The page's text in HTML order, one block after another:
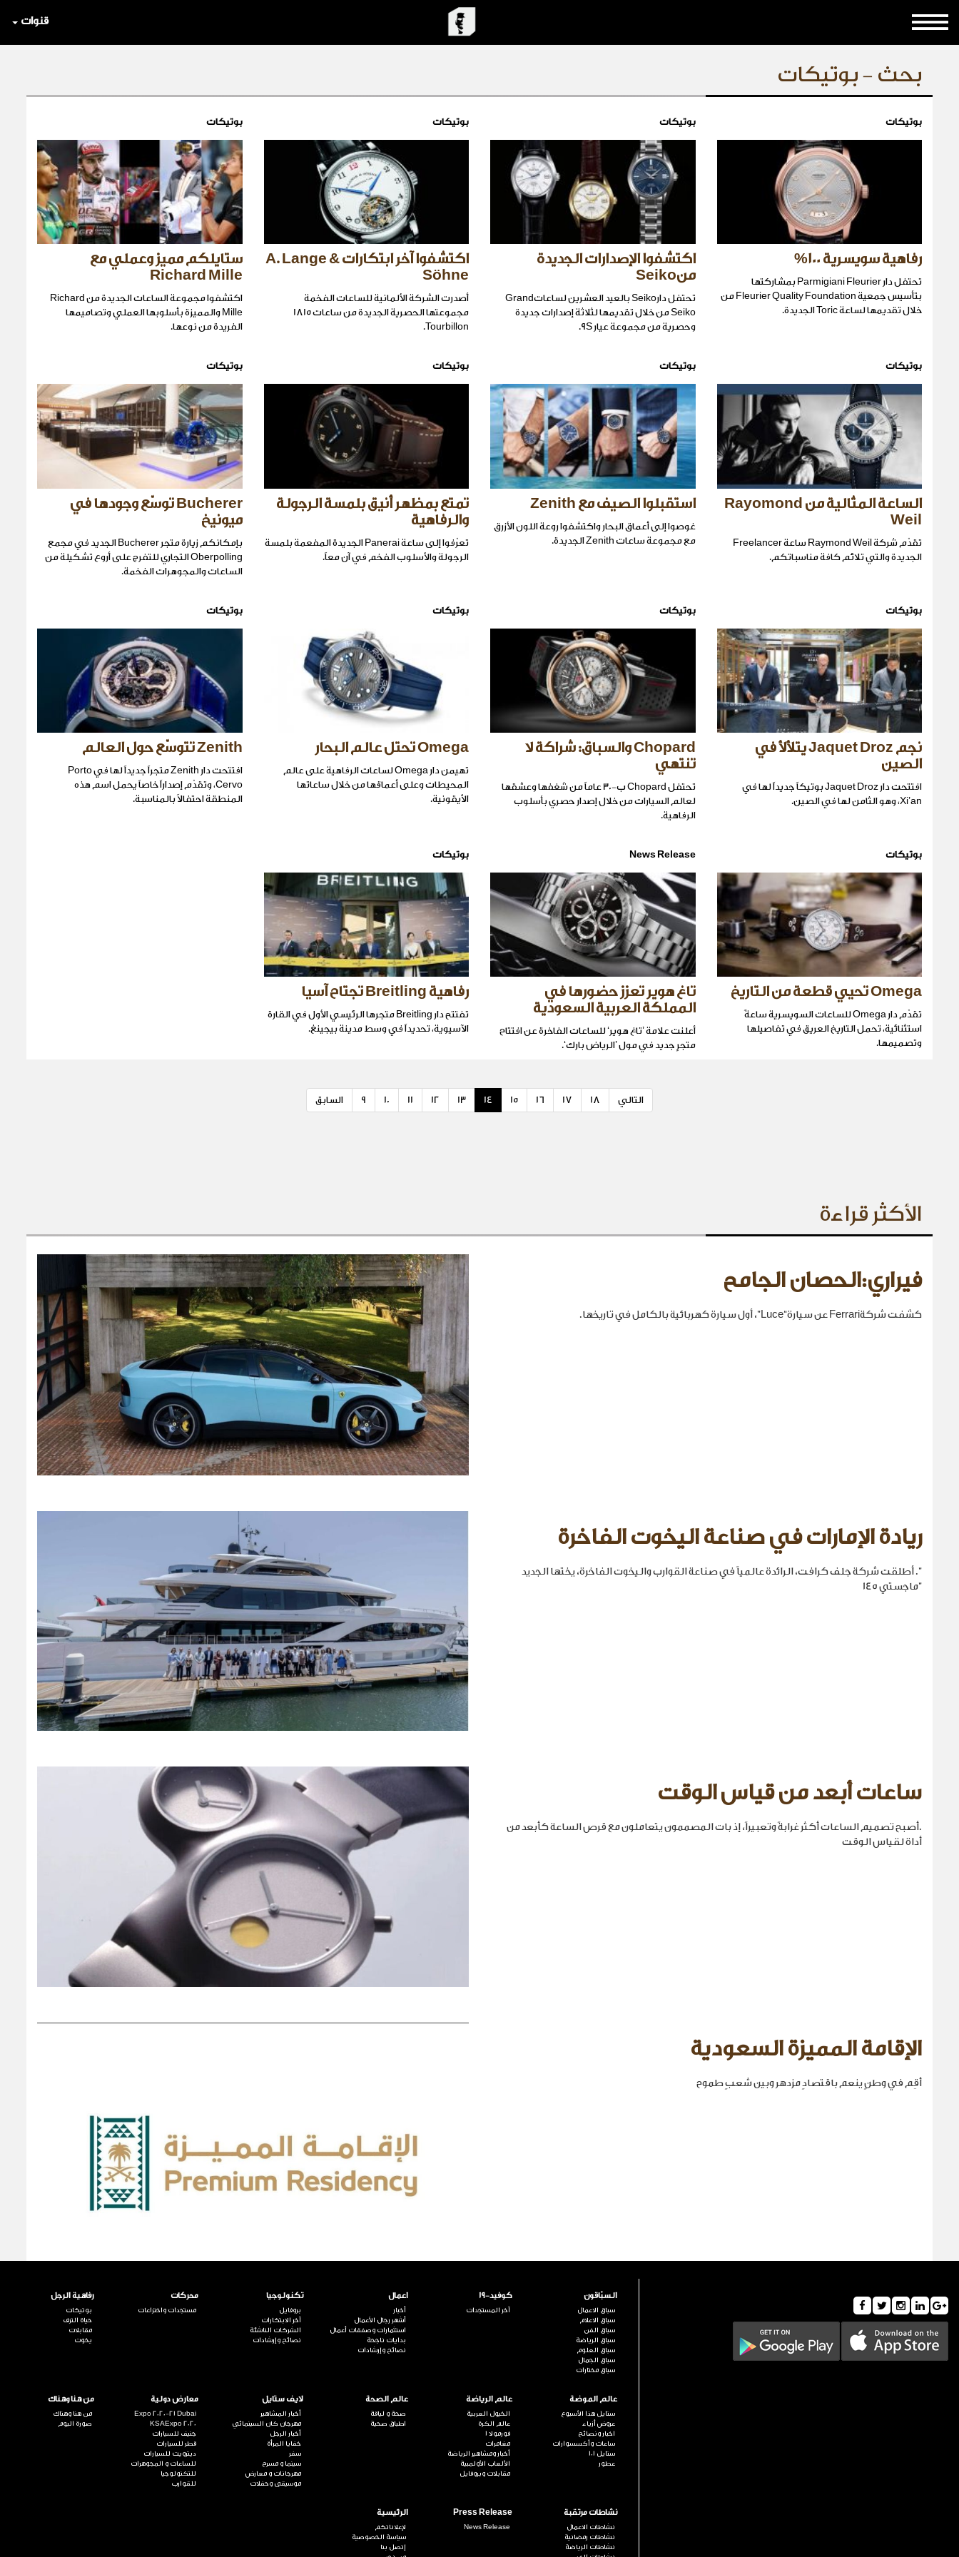
قنوات
بحث - بوتيكات
بوتيكات
رفاهية سويسرية 100%
تحتفل دار Parmigiani Fleurier بمشاركتها
بتأسيس جمعية Fleurier Quality Foundation من
خلال تقديمها لساعة Toric الجديدة.
بوتيكات
اكتشفوا الإصدارات الجديدة
منSeiko
تحتفل دارSeiko بالعيد العشرين لساعاتGrand
Seiko من خلال تقديمها لثلاثة إصدارات جديدة
وحصرية من مجموعة عيار 9S.
بوتيكات
اكتشفوا آخر ابتكارات A. Lange &
Söhne
أصدرت الشركة الألمانية للساعات الفخمة
مجموعتها الحصرية الجديدة من ساعات 1815
Tourbillon.
بوتيكات
ستايلكم مميز وعملي مع
Richard Mille
اكتشفوا مجموعة الساعات الجديدة من Richard
Mille والمميزة بأسلوبها العملي وتصاميمها
الفريدة من نوعها.
بوتيكات
الساعة المثالية من Rayomond
Weil
تقدّم شركة Raymond Weil ساعة Freelancer
الجديدة والتي تلائم كافة مناسباتكم.
بوتيكات
استقبلوا الصيف مع Zenith
غوصوا إلى أعماق البحار واكتشفوا روعة اللون الأزرق
مع مجموعة ساعات Zenith الجديدة.
بوتيكات
تمتع بمظهر أنيق بلمسة الرجولة
والرفاهية
تعرّفوا إلى ساعة Panerai الجديدة المفعمة بلمسة
الرجولة والأسلوب الفخم في آن معاً.
بوتيكات
Bucherer توسّع وجودها في
ميونيخ
بإمكانكم زيارة متجر Bucherer الجديد في مجمع
Oberpolling التجاري للتفرج على أروع تشكيلة من
الساعات والمجوهرات الفخمة.
بوتيكات
نجم Jaquet Droz يتلألأ في
الصين
افتتحت دار Jaquet Droz بوتيكاً جديداً لها في
Xi’an، وهو الثامن لها في الصين.
بوتيكات
Chopard والسباق: شراكة لا
تنتهي
تحتفل Chopard ب-30 عاماً من شغفها وعشقها
لعالم السيارات من خلال إصدار حصري بأسلوب
الرفاهية.
بوتيكات
Omega تحتل عالم البحار
تهيمن دار Omega لساعات الرفاهية على عالم
المحيطات وعلى أعماقها من خلال ساعاتها
الأيقونية.
بوتيكات
Zenith تتوسّع حول العالم
افتتحت دار Zenith متجراً جديداً لها في Porto
Cervo، وتقدّم إصداراً خاصاً يحمل اسم هذه
المنطقة احتفالاً بالمناسبة.
بوتيكات
Omega تحيي قطعة من التاريخ
تقدّم دار Omega للساعات السويسرية ساعةً
استثنائية، تحمل التاريخ العريق في تفاصيلها
وتصميمها.
News Release
تاغ هوير تعزز حضورها في
المملكة العربية السعودية
أعلنت علامة ’تاغ هوير‘ للساعات الفاخرة عن افتتاح
متجرٍ جديد في مول ’الرياض بارك‘.
بوتيكات
رفاهية Breitling تجتاح آسيا
تفتتح دار Breitling متجرها الرئيسي الأول في القارة
الآسيوية، تحديداً في وسط مدينة بيجينغ.
السابق 9 10 11 12 13 14 15 16 17 18 التالي
الأكثر قراءة
فيراري:الحصان الجامح
كشفت شركةFerrari عن سيارة“Luce”، أول سيارة كهربائية بالكامل في تاريخها.
ريادة الإمارات في صناعة اليخوت الفاخرة
". أطلقت شركة جلف كرافت، الرائدة عالمياً في صناعة القوارب واليخوت الفاخرة، يختها الجديد
"ماجستي 145
ساعات أبعد من قياس الوقت
.أصبح تصميم الساعات أكثر غرابةً وتعبيراً، إذ بات المصممون يتعاملون مع قرص الساعة كأبعد من
أداة لقياس الوقت
الإقامة المميزة السعودية
أقِم في وطنٍ ينعم باقتصادٍ مزدهر وبين شعبٍ طموح
السبّاقون
سباق الاعمال
سباق الاعلام
سباق الفن
سباق الرياضة
سباق العلوم
سباق الجمال
سباق مختارات
كوفيد-19
آخر المستجدات
اعمال
أخبار
أشهر رجال الأعمال
استثمارات وصفقات أعمال
بدايات ناجحة
نصائح وإرشادات
تكنولوجيا
بروفايل
آخر الابتكارات
الشركات الناشئة
نصائح وإرشادات
محركات
مستجدات واختراعات
رفاهية الرجل
بوتيكات
حياة الترف
مقابلات
يخوت
عالم الموضة
ستايل هذا الأسبوع
عروض أزياء
اخبار ونصائح
ساعات وأكسسوارات
ستايل 101
عطور
عالم الرياضة
الخيول العربية
عالم الكرة
فورمولا 1
مغامرات
أخبار ومشاهير الرياضة
الألعاب الأولمبية
مقابلات وبروفايل
عالم الصحة
صحة و لياقة
اطباق صحية
لايف ستايل
أخبار المشاهير
مهرجان كان السينمائي
أخبار الرجل
خفايا المرأة
سفر
سينما و مسرح
مهرجانات و معارض
موسيقى وحفلات
معارض دولية
Expo 2020-21 Dubai
KSAExpo 2020
جنيف للسيارات
قطر للسيارات
ديترويت للسيارات
للساعات و المجوهرات
للتكنولوجيا
للقوارب
من هنا وهناك
من هنا وهناك
صورة اليوم
نشاطات مرتقبة
نشاطات الاعمال
نشاطات رمضانية
نشاطات الرياضة
Press Release
News Release
الرئيسية
لإعلاناتكم
سياسة الخصوصية
إتصل بنا